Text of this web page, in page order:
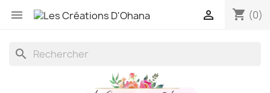
 shopping_cart (0)

search